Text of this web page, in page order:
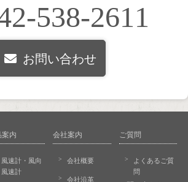
538-2611
お問い合わせ
案内
風速計・風向
風速計
会社案内
会社概要
会社沿革
ご質問
よくあるご質
問